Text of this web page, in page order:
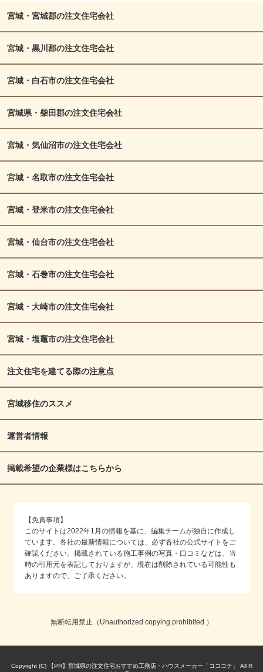
宮城・宮城郡の注文住宅会社
宮城・黒川郡の注文住宅会社
宮城・白石市の注文住宅会社
宮城県・柴田郡の注文住宅会社
宮城・気仙沼市の注文住宅会社
宮城・名取市の注文住宅会社
宮城・登米市の注文住宅会社
宮城・仙台市の注文住宅会社
宮城・石巻市の注文住宅会社
宮城・大崎市の注文住宅会社
宮城・塩竈市の注文住宅会社
注文住宅を建てる際の注意点
宮城移住のススメ
運営者情報
掲載希望の企業様はこちらから
【免責事項】
このサイトは2022年1月の情報を基に、編集チームが独自に作成し
ています。各社の最新情報については、必ず各社の公式サイトをご
確認ください。掲載されている施工事例の写真・口コミなどは、当
時の引用元を表記しておりますが、現在は削除されている可能性も
ありますので、ご了承ください。
無断転用禁止（Unauthorized copying prohibited.）
Copyright (C) 宮城県の注文住宅おすすめ工務店・ハウスメーカー「コココチ」
All R